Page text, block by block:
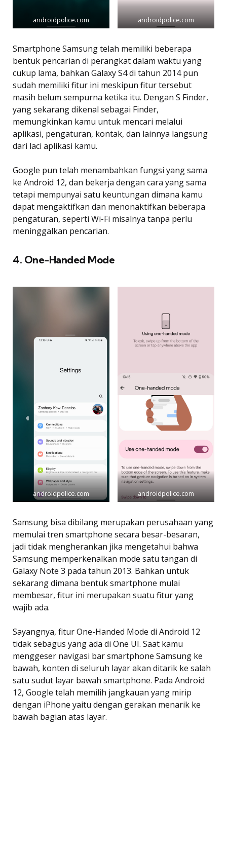
androidpolice.com androidpolice.com
Smartphone Samsung telah memiliki beberapa
bentuk pencarian di perangkat dalam waktu yang
cukup lama, bahkan Galaxy S4 di tahun 2014 pun
sudah memiliki fitur ini meskipun fitur tersebut
masih belum sempurna ketika itu. Dengan S Finder,
yang sekarang dikenal sebagai Finder,
memungkinkan kamu untuk mencari melalui
aplikasi, pengaturan, kontak, dan lainnya langsung
dari laci aplikasi kamu.
Google pun telah menambahkan fungsi yang sama
ke Android 12, dan bekerja dengan cara yang sama
tetapi mempunyai satu keuntungan dimana kamu
dapat mengaktifkan dan menonaktifkan beberapa
pengaturan, seperti Wi-Fi misalnya tanpa perlu
meninggalkan pencarian.
4. One-Handed Mode
androidpolice.com androidpolice.com
Samsung bisa dibilang merupakan perusahaan yang
memulai tren smartphone secara besar-besaran,
jadi tidak mengherankan jika mengetahui bahwa
Samsung memperkenalkan mode satu tangan di
Galaxy Note 3 pada tahun 2013. Bahkan untuk
sekarang dimana bentuk smartphone mulai
membesar, fitur ini merupakan suatu fitur yang
wajib ada.
Sayangnya, fitur One-Handed Mode di Android 12
tidak sebagus yang ada di One UI. Saat kamu
menggeser navigasi bar smartphone Samsung ke
bawah, konten di seluruh layar akan ditarik ke salah
satu sudut layar bawah smartphone. Pada Android
12, Google telah memilih jangkauan yang mirip
dengan iPhone yaitu dengan gerakan menarik ke
bawah bagian atas layar.